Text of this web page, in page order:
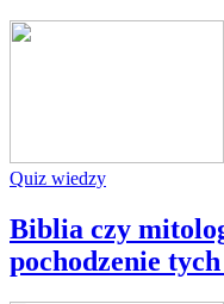
Quiz wiedzy
Biblia czy
pochodzenie